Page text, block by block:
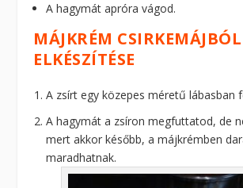
A hagymát apróra vágod.
MÁJKRÉM
ELKÉSZÍTÉSE
A zsírt egy közepes méretű lábasban
A hagymát a zsíron megfuttatod, de
mert akkor később, a májkrémben
maradhatnak.